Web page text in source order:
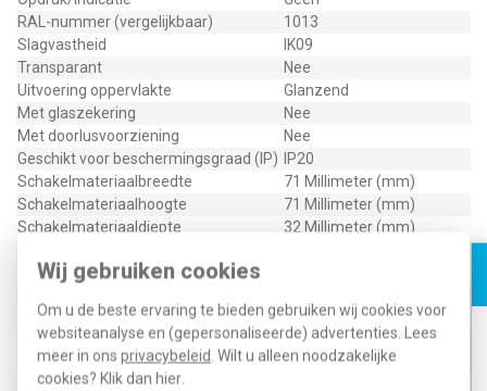
Wij gebruiken cookies
Om u de beste ervaring te bieden gebruiken wij cookies voor
websiteanalyse en (gepersonaliseerde) advertenties. Lees
meer in ons privacybeleid . Wilt u alleen noodzakelijke
cookies? Klik dan hier
RAL-nummer (vergelijkbaar)
1013
Slagvastheid
IK09
Transparant
Nee
Uitvoering oppervlakte
Glanzend
Met glaszekering
Nee
Met doorlusvoorziening
Nee
Geschikt voor beschermingsgraad (IP)
IP20
Schakelmateriaalbreedte
71 Millimeter (mm)
Schakelmateriaalhoogte
71 Millimeter (mm)
Schakelmateriaaldiepte
32 Millimeter (mm)
Met functieverlichting
Met ingebouwde USB voeding
Ja
Aantal modules (bij modulair
systeem)
0
Met IFTTT ondersteuning